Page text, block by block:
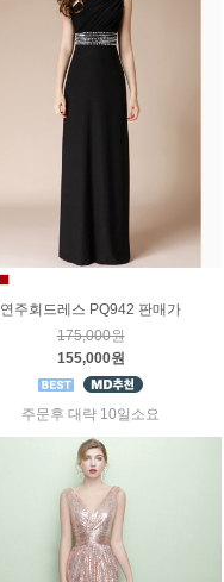
연주회드레스 PQ942 판매가
175,000원
155,000원
주문후 대략 10일소요